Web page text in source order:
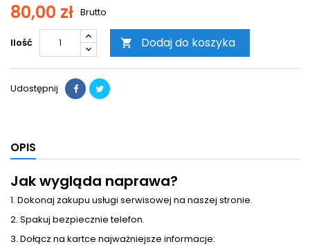
80,00 zł Brutto
Ilość  Dodaj do koszyka
Udostępnij
OPIS
Jak wygląda naprawa?
1. Dokonaj zakupu usługi serwisowej na naszej stronie.
2. Spakuj bezpiecznie telefon.
3. Dołącz na kartce najważniejsze informacje: